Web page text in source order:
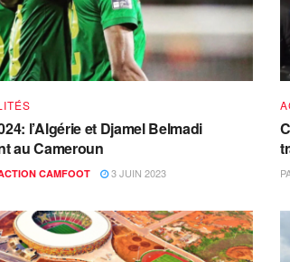
l’Algérie et Djamel Belmadi
au Cameroun
CAMFOOT 3 JUIN 2023